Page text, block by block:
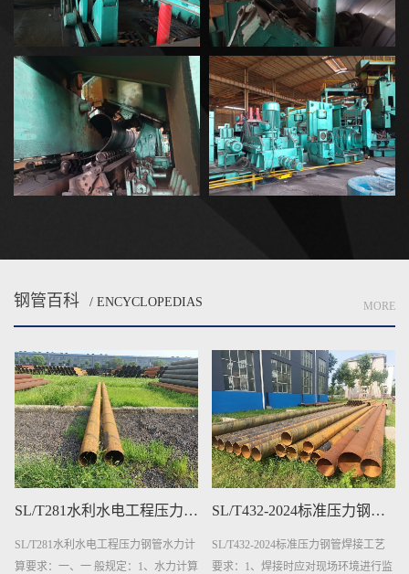
钢管百科 / ENCYCLOPEDIAS MORE
SL/T432-2024标准压力钢管焊接工艺要求
SL/T432-2024标准压力钢管焊接工艺
要求：1、焊接时应对现场环境进行监
三层结构聚乙烯(3PE)防腐钢管质量检
验：1、钢管表面处理的质量检验：